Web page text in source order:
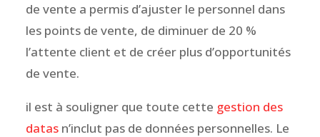
de vente a permis d’ajuster le personnel dans
les points de vente, de diminuer de 20 %
l’attente client et de créer plus d’opportunités
de vente.
il est à souligner que toute cette gestion des
datasn’inclut pas de données personnelles. Le